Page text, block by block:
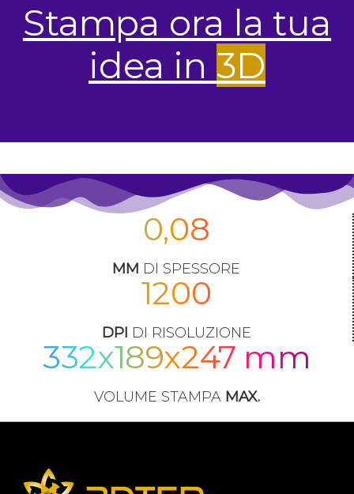
Stampa ora la tua
idea in 3D
0,08
MM DI SPESSORE
1200
DPI DI RISOLUZIONE
332x189x247 mm
VOLUME STAMPA MAX.